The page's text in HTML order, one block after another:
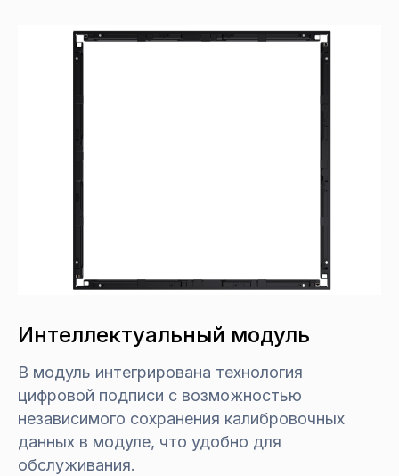
Интеллектуальный модуль
В модуль интегрирована технология
цифровой подписи с возможностью
независимого сохранения калибровочных
данных в модуле, что удобно для
обслуживания.